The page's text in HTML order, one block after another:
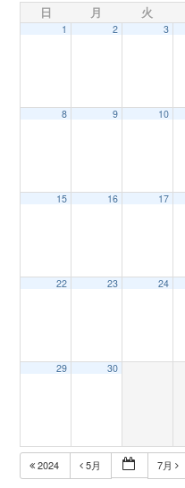
日 月 火
1 2 3
8 9 10
15 16 17
22 23 24
29 30
2024 5月 7月